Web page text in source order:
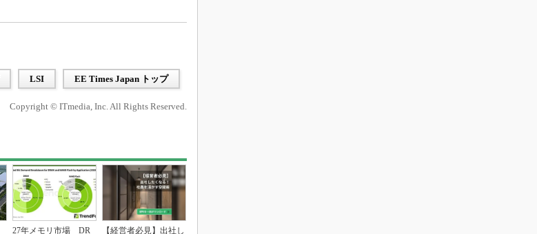
LSI EE Times Japan トップ
Copyright © ITmedia, Inc. All Rights Reserved.
27年メモリ市場 DR 【経営者必見】出社し